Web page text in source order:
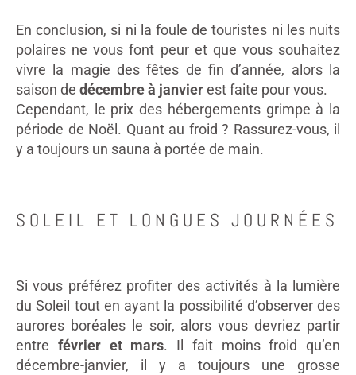
En conclusion, si ni la foule de touristes ni les nuits
polaires ne vous font peur et que vous souhaitez
vivre la magie des fêtes de fin d’année, alors la
saison de décembre à janvierest faite pour vous.
Cependant, le prix des hébergements grimpe à la
période de Noël. Quant au froid ? Rassurez-vous, il
y a toujours un sauna à portée de main.
SOLEIL ET LONGUES JOURNÉES
Si vous préférez profiter des activités à la lumière
du Soleil tout en ayant la possibilité d’observer des
aurores boréales le soir, alors vous devriez partir
entre février et mars. Il fait moins froid qu’en
décembre-janvier, il y a toujours une grosse